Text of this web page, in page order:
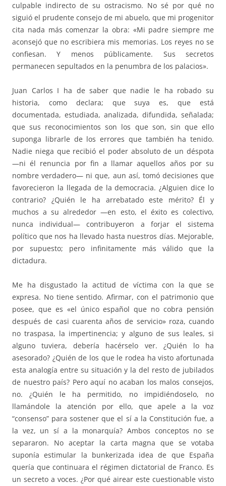
culpable indirecto de su ostracismo. No sé por qué no
siguió el prudente consejo de mi abuelo, que mi progenitor
cita nada más comenzar la obra: «Mi padre siempre me
aconsejó que no escribiera mis memorias. Los reyes no se
confiesan. Y menos públicamente. Sus secretos
permanecen sepultados en la penumbra de los palacios».
Juan Carlos I ha de saber que nadie le ha robado su
historia, como declara; que suya es, que está
documentada, estudiada, analizada, difundida, señalada;
que sus reconocimientos son los que son, sin que ello
suponga librarle de los errores que también ha tenido.
Nadie niega que recibió el poder absoluto de un déspota
—ni él renuncia por fin a llamar aquellos años por su
nombre verdadero— ni que, aun así, tomó decisiones que
favorecieron la llegada de la democracia. ¿Alguien dice lo
contrario? ¿Quién le ha arrebatado este mérito? Él y
muchos a su alrededor —en esto, el éxito es colectivo,
nunca individual— contribuyeron a forjar el sistema
político que nos ha llevado hasta nuestros días. Mejorable,
por supuesto; pero infinitamente más válido que la
dictadura.
Me ha disgustado la actitud de víctima con la que se
expresa. No tiene sentido. Afirmar, con el patrimonio que
posee, que es «el único español que no cobra pensión
después de casi cuarenta años de servicio» roza, cuando
no traspasa, la impertinencia; y alguno de sus leales, si
alguno tuviera, debería hacérselo ver. ¿Quién lo ha
asesorado? ¿Quién de los que le rodea ha visto afortunada
esta analogía entre su situación y la del resto de jubilados
de nuestro país? Pero aquí no acaban los malos consejos,
no. ¿Quién le ha permitido, no impidiéndoselo, no
llamándole la atención por ello, que apele a la voz
“consenso” para sostener que el sí a la Constitución fue, a
la vez, un sí a la monarquía? Ambos conceptos no se
separaron. No aceptar la carta magna que se votaba
suponía estimular la bunkerizada idea de que España
quería que continuara el régimen dictatorial de Franco. Es
un secreto a voces. ¿Por qué airear este cuestionable visto